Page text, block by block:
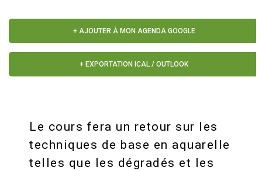
+ AJOUTER À MON AGENDA GOOGLE
+ EXPORTATION ICAL / OUTLOOK
Le cours fera un retour sur les
techniques de base en aquarelle
telles que les dégradés et les